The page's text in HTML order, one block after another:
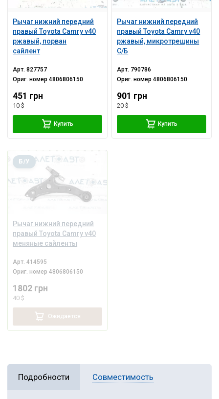
Рычаг нижний передний
правый Toyota Camry v40
ржавый, порван
сайлент
Арт.827757
Ориг. номер4806806150
451 грн
10 $
Купить
Рычаг нижний передний
правый Toyota Camry v40
ржавый, микротрещины
С/Б
Арт. 790786
Ориг. номер4806806150
901 грн
20 $
Купить
Рычаг нижний передний
правый Toyota Camry v40
меняные сайленты
Б/У
Арт.414595
Ориг. номер4806806150
1802 грн
40 $
Ожидается
Подробности Совместимость